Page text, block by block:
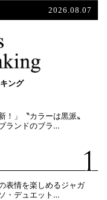
2026.08.07
ング
！」〝カラーは黒派〟
ランドのブラ…
表情を楽しめるジャガ
・デュエット…